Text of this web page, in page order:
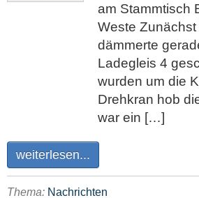
am Stammtisch
Weste
dämmerte
Ladegleis 4
wurden um die
Drehkran hob
war ein […]
weiterlesen...
Thema: Nachrichten